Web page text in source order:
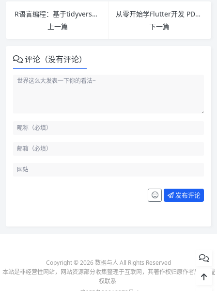
R语言编程：基于tidyverse PDF下载
上一篇
从零开始学Flutter开发 PDF下载
下一篇
评论（没有评论）
发布评论
Copyright © 2026 数据与人 All Rights Reserved
本站是非经营性网站，网站资源部分收集整理于互联网，其著作权归原作者所有-
侵
权联系